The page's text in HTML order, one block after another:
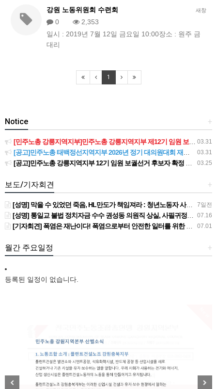
새창
강원 노동위원회 수련회
0
2,353
일시 : 2019년 7월 12일 금요일 10:00장소 : 원주 금
대리
1
+
Notice
03.31
[민주노총 강릉지역지부]민주노총 강릉지역지부 제12기 임원 보궐선거결과 공고
03.31
[공고]민주노총 태백정선지역지부 2026년 정기 대의원대회 재소집 건
03.25
[공고]민주노총 강릉지역지부 12기 임원 보궐선거 후보자 확정 공고
+
보도/기자회견
7일전
[성명] 막을 수 있었던 죽음, HL만도가 책임져라 : 청년노동자 사망사고의 철저한 진상규명과 재발방지 대책 마련하라
07.16
[성명] 통일교 불법 정치자금 수수 권성동 의원직 상실, 사필귀정이다
07.01
[기자회견] 폭염은 재난이다! 폭염으로부터 안전한 일터를 위한 민주노총 강원지역본부 폭염감시단 선포 기자회견
+
월간 주요일정
등록된 일정이 없습니다.